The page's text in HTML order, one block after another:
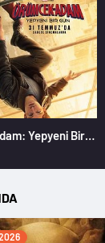
Örümcek-Adam: Yepyeni Bir Gün